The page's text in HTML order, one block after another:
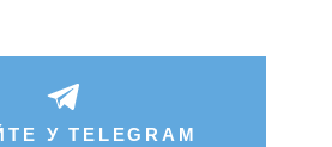
У TELEGRAM